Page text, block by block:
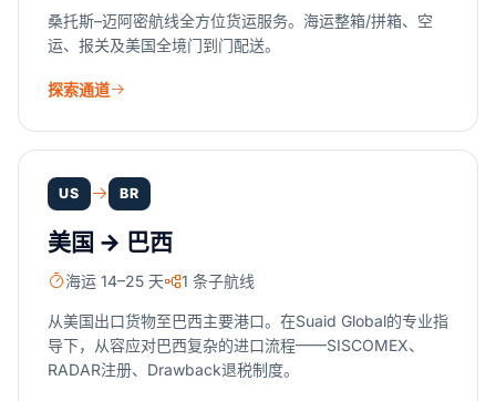
桑托斯–迈阿密航线全方位货运服务。海运整箱/拼箱、空
运、报关及美国全境门到门配送。
探索通道
US BR
美国 → 巴西
海运 14–25 天 1 条子航线
从美国出口货物至巴西主要港口。在Suaid Global的专业指
导下，从容应对巴西复杂的进口流程——SISCOMEX、
RADAR注册、Drawback退税制度。